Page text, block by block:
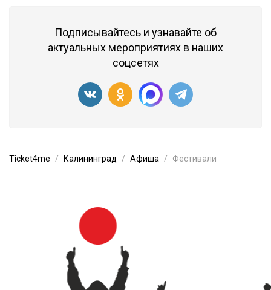
Подписывайтесь и узнавайте об
актуальных мероприятиях в наших
соцсетях
Ticket4me Калининград Афиша Фестивали